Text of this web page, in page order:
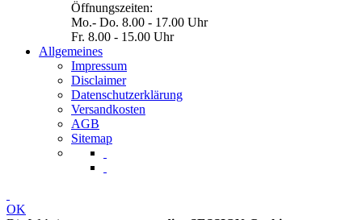
Öffnungszeiten:
Mo.- Do. 8.00 - 17.00 Uhr
Fr. 8.00 - 15.00 Uhr
Allgemeines
Impressum
Disclaimer
Datenschutzerklärung
Versandkosten
AGB
Sitemap
OK